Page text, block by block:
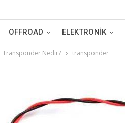
OFFROAD ELEKTRONIK
Transponder Nedir? transponder